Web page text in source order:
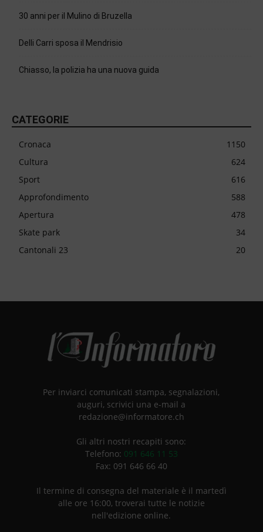
30 anni per il Mulino di Bruzella
Delli Carri sposa il Mendrisio
Chiasso, la polizia ha una nuova guida
CATEGORIE
Cronaca
1150
Cultura
624
Sport
616
Approfondimento
588
Apertura
478
Skate park
34
Cantonali 23
20
Per inviarci comunicati stampa, segnalazioni,
auguri, scrivici una e-mail a
redazione@informatore.ch
Gli altri nostri recapiti sono:
Telefono: 091 646 11 53
Fax: 091 646 66 40
Il termine di consegna del materiale è il martedì
alle ore 16:00, troverai tutte le notizie
nell'edizione online.